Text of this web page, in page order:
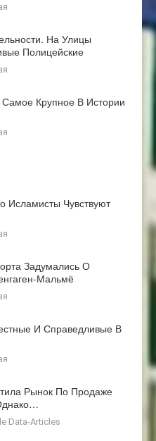
На Улицы
Полицейские
Самое Крупное В Истории
Исламисты Чувствуют
Задумались О
Мальмё
И Справедливые В
Рынок По Продаже
Data-Articles